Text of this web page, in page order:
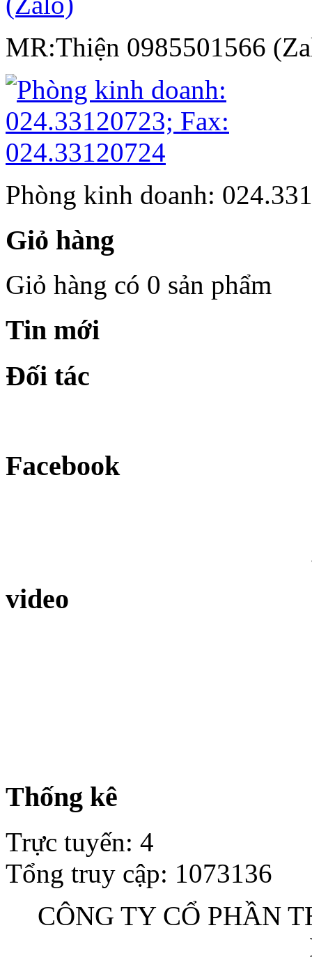
MR:Thiện 0985501566
Phòng kinh doanh:
Giỏ hàng
Giỏ hàng có 0 sản phẩm
Tin mới
Đối tác
Facebook
video
Thống kê
Trực tuyến: 4
Tổng truy cập: 1073136
CÔNG TY CỔ PHẦN